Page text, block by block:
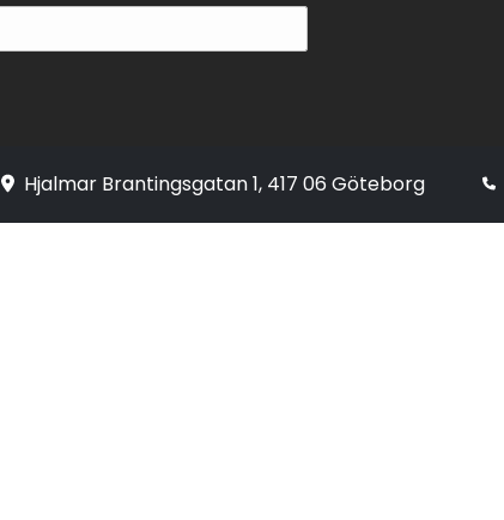
Hjalmar Brantingsgatan 1, 417 06 Göteborg